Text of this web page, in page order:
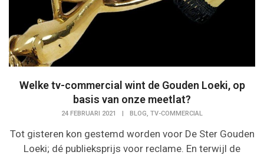
Welke tv-commercial wint de Gouden Loeki, op
basis van onze meetlat?
24 FEBRUARI 2021 | BLOG, TV-COMMERCIAL
Tot gisteren kon gestemd worden voor De Ster Gouden
Loeki; dé publieksprijs voor reclame. En terwijl de